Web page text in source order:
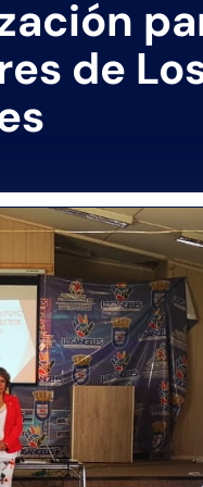
de